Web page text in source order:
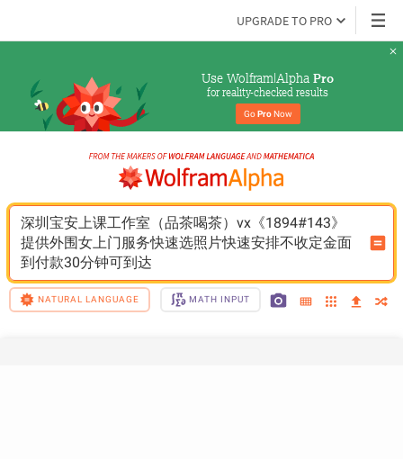
UPGRADE TO PRO
Use Wolfram|Alpha Pro
for reality-checked results
Go Pro Now
深圳宝安上课工作室（品茶喝茶）vx《1894#143》
提供外围女上门服务快速选照片快速安排不收定金面
到付款30分钟可到达
NATURAL LANGUAGE MATH INPUT